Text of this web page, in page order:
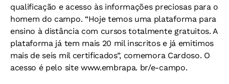
qualificação e acesso às informações preciosas para o
homem do campo. “Hoje temos uma plataforma para
ensino à distância com cursos totalmente gratuitos. A
plataforma já tem mais 20 mil inscritos e já emitimos
mais de seis mil certificados”, comemora Cardoso. O
acesso é pelo site www.embrapa. br/e-campo.